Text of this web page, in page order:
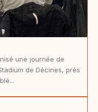
une journée de
de Décines, près